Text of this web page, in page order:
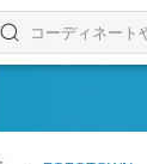
コーディネート
する